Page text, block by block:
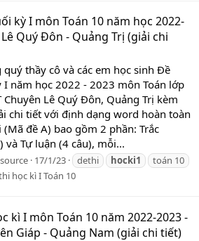
kỳ I môn Toán 10 năm học 2022-
Quý Đôn - Quảng Trị (giải chi
thầy cô và các em học sinh Đề
I năm học 2022 - 2023 môn Toán lớp
Chuyên Lê Quý Đôn, Quảng Trị kèm
chi tiết với định dạng word hoàn toàn
đề A) bao gồm 2 phần: Trắc
và Tự luận (4 câu), mỗi...
17/1/23 dethi hocki1
toán 10
học kì I Toán 10
kì I môn Toán 10 năm 2022-2023 -
Giáp - Quảng Nam (giải chi tiết)